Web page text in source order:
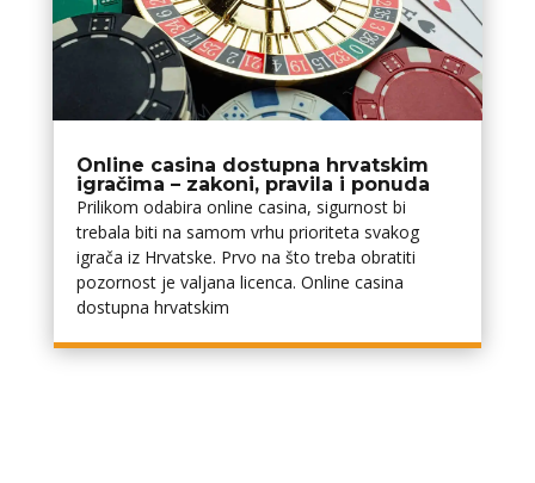
Online casina dostupna hrvatskim
igračima – zakoni, pravila i ponuda
Prilikom odabira online casina, sigurnost bi
trebala biti na samom vrhu prioriteta svakog
igrača iz Hrvatske. Prvo na što treba obratiti
pozornost je valjana licenca. Online casina
dostupna hrvatskim